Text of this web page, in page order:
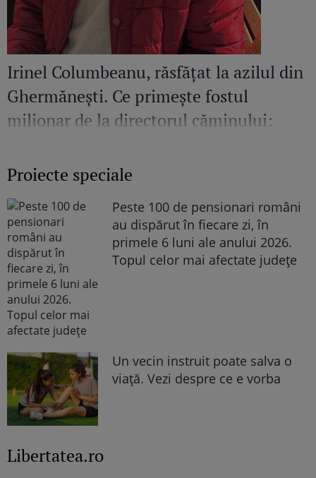
Irinel Columbeanu, răsfățat la azilul din
Ghermănești. Ce primește fostul
milionar de la directorul căminului:
Proiecte speciale
Peste 100 de pensionari români
au dispărut în fiecare zi, în
primele 6 luni ale anului 2026.
Topul celor mai afectate județe
Un vecin instruit poate salva o
viață. Vezi despre ce e vorba
Libertatea.ro